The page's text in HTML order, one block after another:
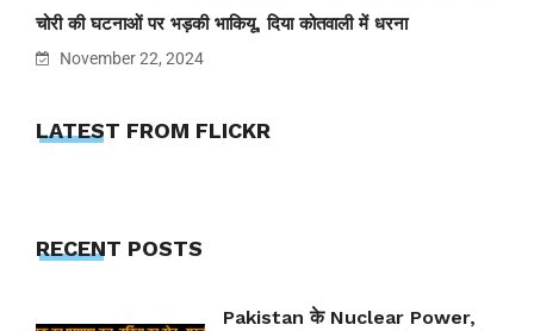
चोरी की घटनाओं पर भड़की भाकियू, दिया कोतवाली में धरना
November 22, 2024
LATEST FROM FLICKR
RECENT POSTS
Pakistan के Nuclear Power,